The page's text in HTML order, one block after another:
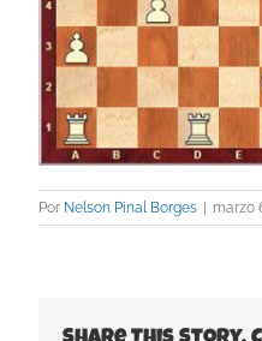
Por Nelson Pinal Borges | marzo